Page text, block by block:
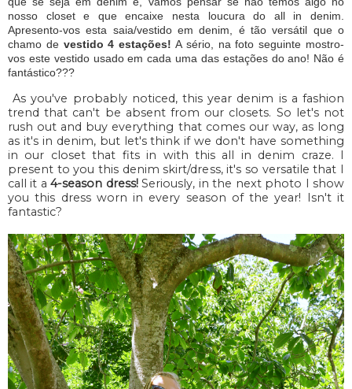
nosso closet e que encaixe nesta loucura do all in denim.
Apresento-vos esta saia/vestido em denim, é tão versátil que o
chamo de vestido 4 estações! A sério, na foto seguinte mostro-
vos este vestido usado em cada uma das estações do ano! Não é
fantástico???
As you've probably noticed, this year denim is a fashion
trend that can't be absent from our closets. So let's not
rush out and buy everything that comes our way, as long
as it's in denim, but let's think if we don't have something
in our closet that fits in with this all in denim craze. I
present to you this denim skirt/dress, it's so versatile that I
call it a4-season dress!Seriously, in the next photo I show
you this dress worn in every season of the year! Isn't it
fantastic?